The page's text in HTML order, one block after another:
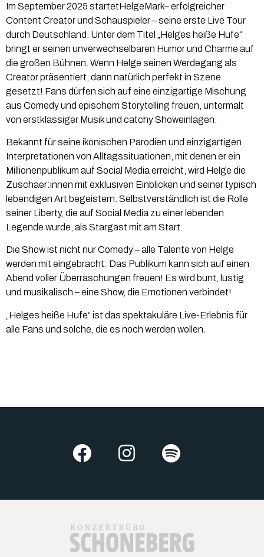
Im September 2025 startetHelgeMark– erfolgreicher
Content Creator und Schauspieler – seine erste Live Tour
durch Deutschland. Unter dem Titel „Helges heiße Hufe“
bringt er seinen unverwechselbaren Humor und Charme auf
die großen Bühnen. Wenn Helge seinen Werdegang als
Creator präsentiert, dann natürlich perfekt in Szene
gesetzt! Fans dürfen sich auf eine einzigartige Mischung
aus Comedy und epischem Storytelling freuen, untermalt
von erstklassiger Musik und catchy Showeinlagen.
Bekannt für seine ikonischen Parodien und einzigartigen
Interpretationen von Alltagssituationen, mit denen er ein
Millionenpublikum auf Social Media erreicht, wird Helge die
Zuschaer:innen mit exklusiven Einblicken und seiner typisch
lebendigen Art begeistern. Selbstverständlich ist die Rolle
seiner Liberty, die auf Social Media zu einer lebenden
Legende wurde, als Stargast mit am Start.
Die Show ist nicht nur Comedy – alle Talente von Helge
werden mit eingebracht: Das Publikum kann sich auf einen
Abend voller Überraschungen freuen! Es wird bunt, lustig
und musikalisch – eine Show, die Emotionen verbindet!
„Helges heiße Hufe“ ist das spektakuläre Live-Erlebnis für
alle Fans und solche, die es noch werden wollen.